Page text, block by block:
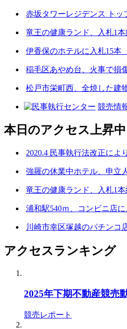
赤坂タワーレジデンス トッ
竜王の健康ランド、入札1
伊香保のホテルに入札15本
稲毛区あやめ台、火事で損
松戸市栄町西、全焼した建
競売情
本日のアクセス上昇中
2020.4 民事執行法改正によ
強羅の休業中ホテル、申立
竜王の健康ランド、入札1
浦和駅540ｍ、コンビニ店
川崎市幸区塚越のパチンコ
アクセスランキング
2025年下期不動産競売
競売レポート